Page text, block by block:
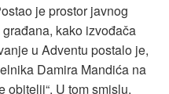
je prostor javnog
kako izvođača
u Adventu postalo je,
Damira Mandića na
obitelji“. U tom smislu,